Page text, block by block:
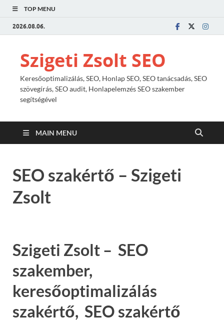
TOP MENU
2026.08.06.
Szigeti Zsolt SEO
Keresőoptimalizálás, SEO, Honlap SEO, SEO tanácsadás, SEO
szövegírás, SEO audit, Honlapelemzés SEO szakember
segítségével
MAIN MENU
SEO szakértő – Szigeti
Zsolt
Szigeti Zsolt – SEO
szakember,
keresőoptimalizálás
szakértő, SEO szakértő